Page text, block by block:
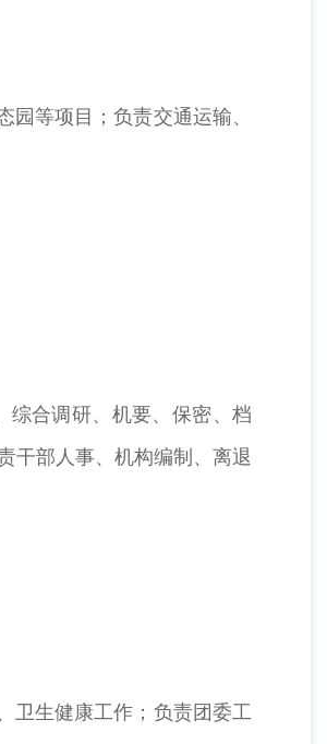
等项目；负责交通运输、
合调研、机要、保密、档
干部人事、机构编制、离退
生健康工作；负责团委工